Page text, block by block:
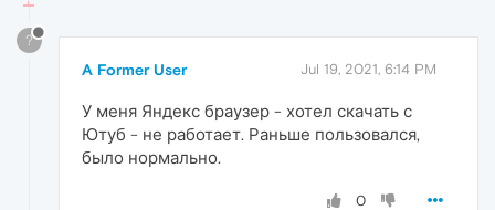
?
A Former User Jul 19, 2021, 6:14 PM
У меня Яндекс браузер - хотел скачать с
Ютуб - не работает. Раньше пользовался,
было нормально.
0